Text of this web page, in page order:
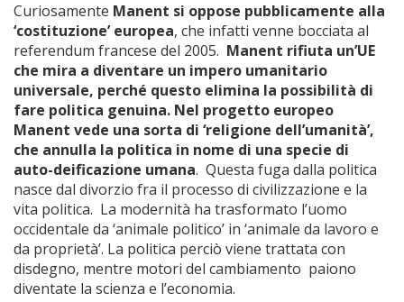
Curiosamente Manent si oppose pubblicamente alla
‘costituzione’ europea, che infatti venne bocciata al
referendum francese del 2005. Manent rifiuta un’UE
che mira a diventare un impero umanitario
universale, perché questo elimina la possibilità di
fare politica genuina. Nel progetto europeo
Manent vede una sorta di ‘religione dell’umanità’,
che annulla la politica in nome di una specie di
auto-deificazione umana. Questa fuga dalla politica
nasce dal divorzio fra il processo di civilizzazione e la
vita politica. La modernità ha trasformato l’uomo
occidentale da ‘animale politico’ in ‘animale da lavoro e
da proprietà’. La politica perciò viene trattata con
disdegno, mentre motori del cambiamento paiono
diventate la scienza e l’economia.